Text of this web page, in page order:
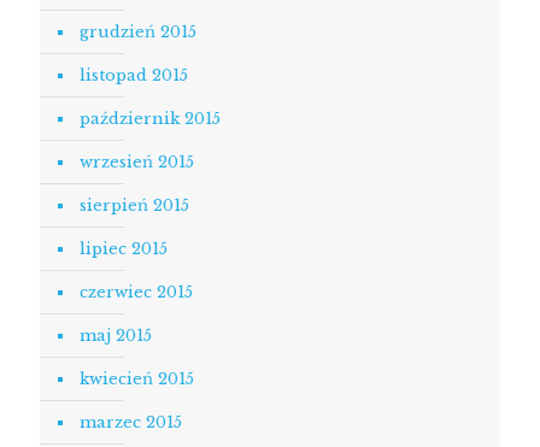
grudzień 2015
listopad 2015
październik 2015
wrzesień 2015
sierpień 2015
lipiec 2015
czerwiec 2015
maj 2015
kwiecień 2015
marzec 2015